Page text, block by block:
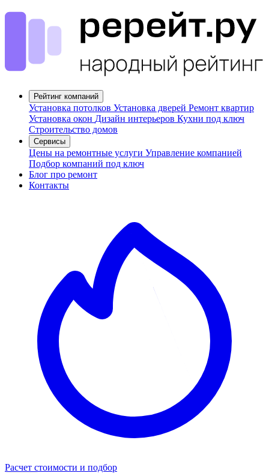
Рейтинг компаний
Установка потолков Установка дверей Ремонт квартир
Установка окон Дизайн интерьеров Кухни под ключ
Строительство домов
Сервисы
Цены на ремонтные услуги Управление компанией
Подбор компаний под ключ
Блог про ремонт
Контакты
Расчет стоимости и подбор